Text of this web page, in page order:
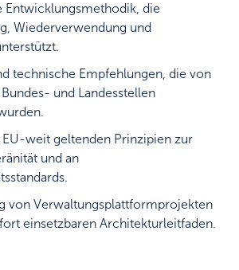
Entwicklungsmethodik, die
Wiederverwendung und
technische Empfehlungen, die von
und Landesstellen
weit geltenden Prinzipien zur
und an
von Verwaltungsplattformprojekten
einsetzbaren Architekturleitfaden.